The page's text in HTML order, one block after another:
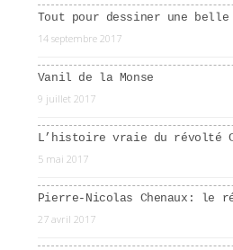
Tout pour dessiner une belle
14 septembre 2017
Vanil de la Monse
9 juillet 2017
L’histoire vraie du révolté
5 mai 2017
Pierre-Nicolas Chenaux: le
27 avril 2017